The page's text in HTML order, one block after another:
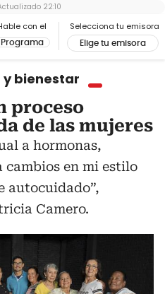
con el
Programa
Selecciona tu emisora
Elige tu emisora
22:10
y bienestar
proceso
de las mujeres
a hormonas,
cambios en mi estilo
autocuidado”,
Camero.